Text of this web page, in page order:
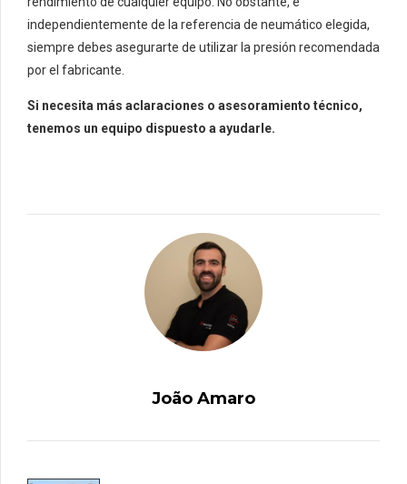
independientemente de la referencia de neumático elegida,
siempre debes asegurarte de utilizar la presión recomendada
por el fabricante.
Si necesita más aclaraciones o asesoramiento técnico,
tenemos un equipo dispuesto a ayudarle.
João Amaro